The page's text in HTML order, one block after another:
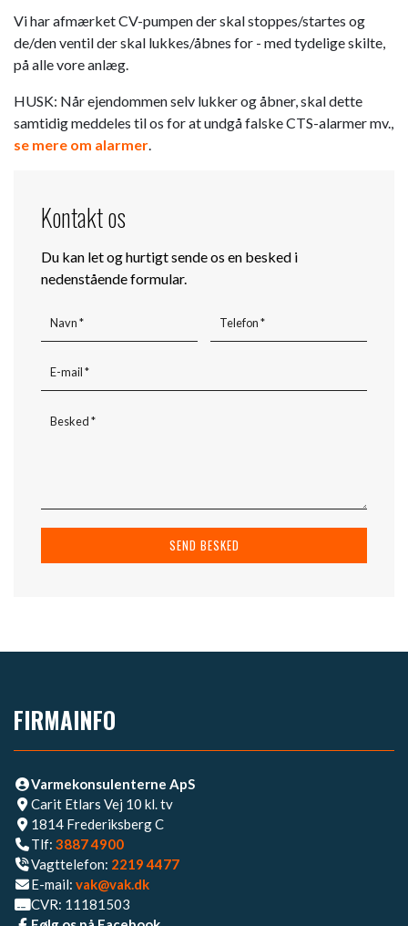
Vi har afmærket CV-pumpen der skal stoppes/startes og
de/den ventil der skal lukkes/åbnes for - med tydelige skilte,
på alle vore anlæg.
HUSK: Når ejendommen selv lukker og åbner, skal dette
samtidig meddeles til os for at undgå falske CTS-alarmer mv.,
se mere om alarmer.
Kontakt os
Du kan let og hurtigt sende os en besked i
nedenstående formular.
FIRMAINFO
Varmekonsulenterne ApS
Carit Etlars Vej 10 kl. tv
1814 Frederiksberg C
Tlf: 3887 4900
Vagttelefon: 2219 4477​
E-mail: vak@vak.dk
CVR: 11181503